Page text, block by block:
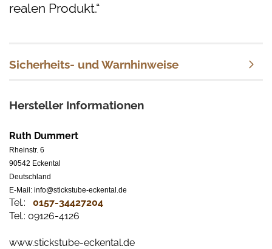
realen Produkt.“
Sicherheits- und Warnhinweise
Hersteller Informationen
Ruth Dummert
Rheinstr. 6
90542 Eckental
Deutschland
E-Mail: info@stickstube-eckental.de
Tel.: 0157-34427204​
Tel.: 09126-4126
www.stickstube-eckental.de